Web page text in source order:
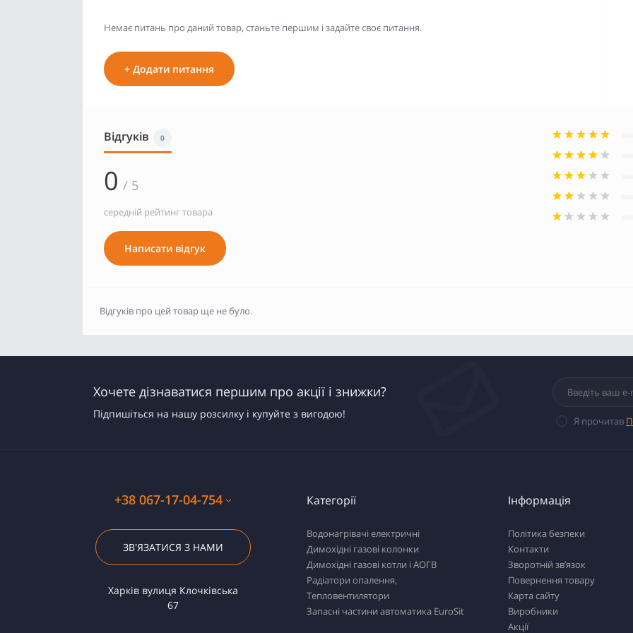
Немає питань про даний товар, станьте першим і задайте своє питання.
+ Додати питання
Відгуків 0
0 / 5
середній рейтинг товара
Написати відгук
Відгуків про цей товар ще не було.
Хочете дізнаватися першим про акції і знижки?
Підпишіться на нашу розсилку і купуйте з вигодою!
Я прочитав
+38 067-17-04-754
ЗВ'ЯЗАТИСЯ З НАМИ
Харків вулиця Клочківська
67
Категорії
Водонагрівачі електричні
Димохідні газові колонки
Димохідні газові котли і АОГВ
Радіатори опалення,
Тепловентилятори
Запасні частини автоматика EuroSit
Інформація
Політика безпеки
Контакти
Зворотній зв’язок
Повернення товару
Карта сайту
Виробники
Акції